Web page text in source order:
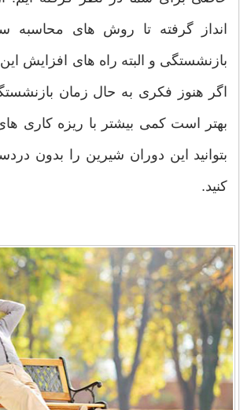
انداز گرفته تا روش های محاسبه
بازنشستگی و البته راه های افزایش
اگر هنوز فکری به حال زمان
بهتر است کمی بیشتر با ریزه کاری
بتوانید این دوران شیرین را بدون
کنید.